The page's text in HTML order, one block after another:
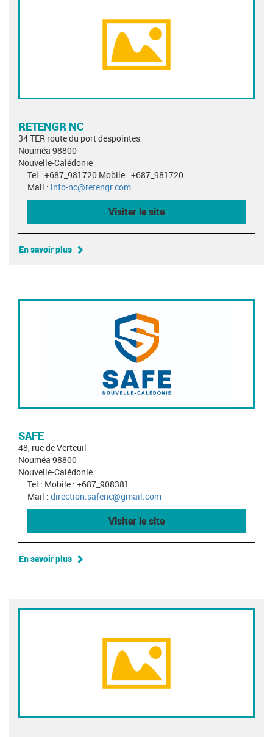
RETENGR NC
34 TER route du port despointes
Nouméa 98800
Nouvelle-Calédonie
Tel : +687_981720 Mobile : +687_981720
Mail : info-nc@retengr.com
Visiter le site
En savoir plus
SAFE
48, rue de Verteuil
Nouméa 98800
Nouvelle-Calédonie
Tel : Mobile : +687_908381
Mail : direction.safenc@gmail.com
Visiter le site
En savoir plus